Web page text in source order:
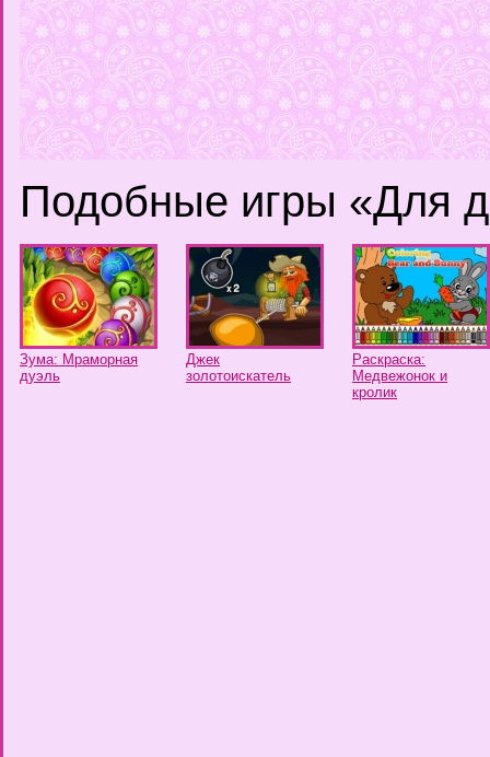
Подобные игры «Для
Зума: Мраморная
дуэль
Джек
золотоискатель
Раскраска:
Медвежонок и
кролик